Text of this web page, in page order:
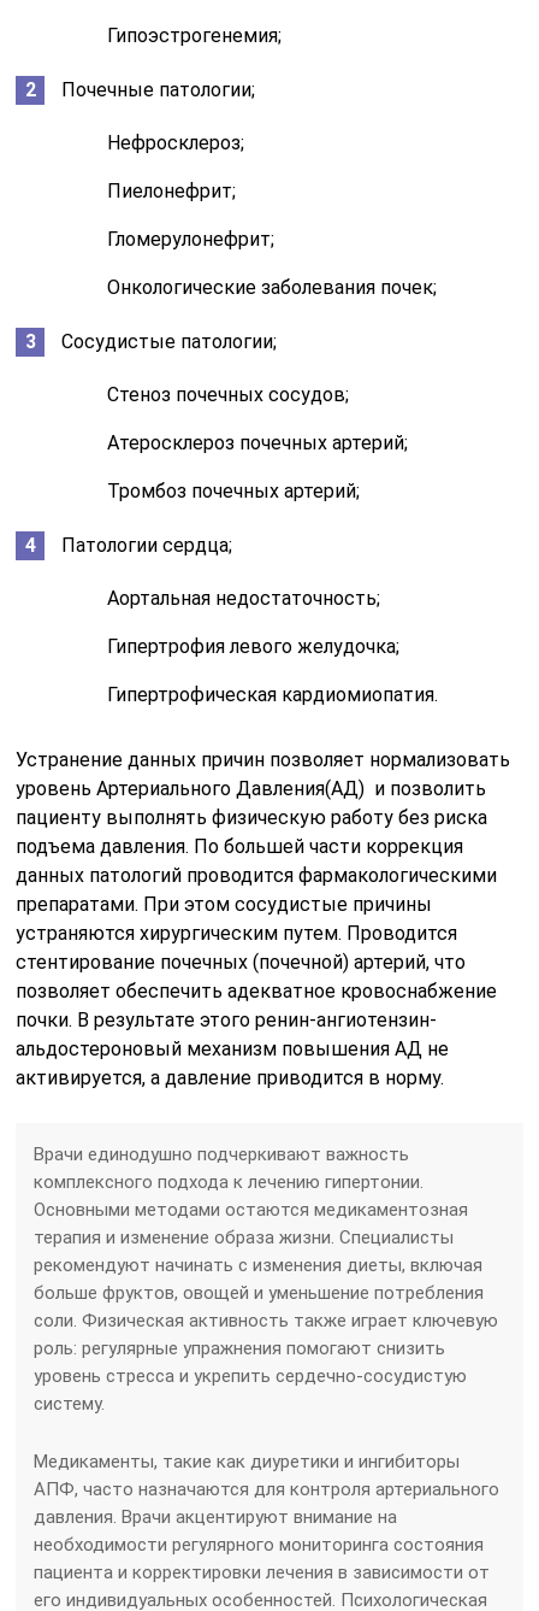
Гипоэстрогенемия;
Почечные патологии;
Нефросклероз;
Пиелонефрит;
Гломерулонефрит;
Онкологические заболевания почек;
Сосудистые патологии;
Стеноз почечных сосудов;
Атеросклероз почечных артерий;
Тромбоз почечных артерий;
Патологии сердца;
Аортальная недостаточность;
Гипертрофия левого желудочка;
Гипертрофическая кардиомиопатия.
Устранение данных причин позволяет нормализовать
уровень Артериального Давления(АД) и позволить
пациенту выполнять физическую работу без риска
подъема давления. По большей части коррекция
данных патологий проводится фармакологическими
препаратами. При этом сосудистые причины
устраняются хирургическим путем. Проводится
стентирование почечных (почечной) артерий, что
позволяет обеспечить адекватное кровоснабжение
почки. В результате этого ренин-ангиотензин-
альдостероновый механизм повышения АД не
активируется, а давление приводится в норму.
Врачи единодушно подчеркивают важность
комплексного подхода к лечению гипертонии.
Основными методами остаются медикаментозная
терапия и изменение образа жизни. Специалисты
рекомендуют начинать с изменения диеты, включая
больше фруктов, овощей и уменьшение потребления
соли. Физическая активность также играет ключевую
роль: регулярные упражнения помогают снизить
уровень стресса и укрепить сердечно-сосудистую
систему.
Медикаменты, такие как диуретики и ингибиторы
АПФ, часто назначаются для контроля артериального
давления. Врачи акцентируют внимание на
необходимости регулярного мониторинга состояния
пациента и корректировки лечения в зависимости от
его индивидуальных особенностей. Психологическая